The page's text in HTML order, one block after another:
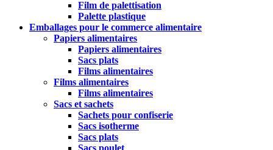
Film de palettisation
Palette plastique
Emballages pour le commerce alimentaire
Papiers alimentaires
Papiers alimentaires
Sacs plats
Films alimentaires
Films alimentaires
Films alimentaires
Sacs et sachets
Sachets pour confiserie
Sacs isotherme
Sacs plats
Sacs poulet